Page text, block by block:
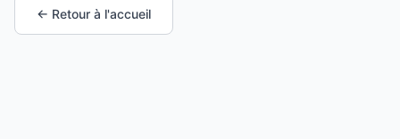
← Retour à l'accueil